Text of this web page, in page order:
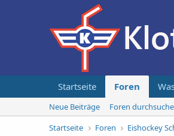
Startseite Foren
Neue Beiträge
Foren
Startseite
Foren Eishockey